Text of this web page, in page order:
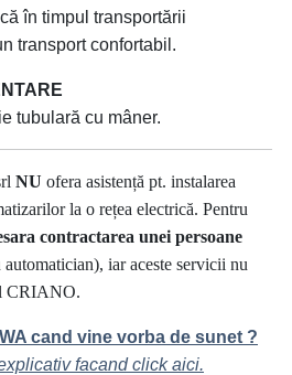
în timpul transportării
transport confortabil.
tubulară cu mâner.
NU ofera asistență pt. instalarea
la o rețea electrică. Pentru
contractarea unei persoane
automatician), iar aceste servicii nu
CRIANO.
cand vine vorba de sunet ?
facand click aici.